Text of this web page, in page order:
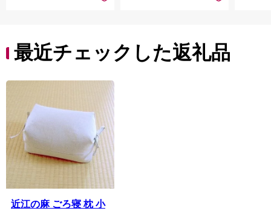
最近チェックした返礼品
近江の麻 ごろ寝 枕 小